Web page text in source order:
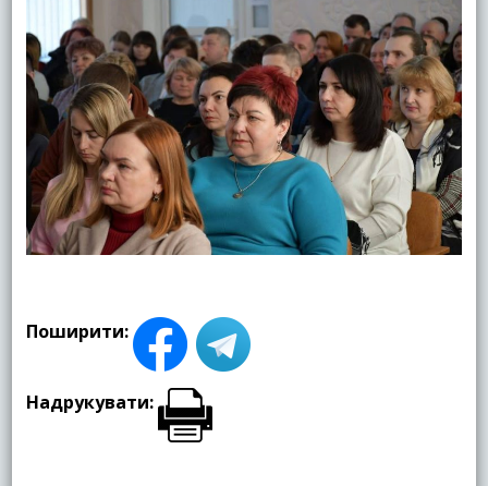
Поширити:
Надрукувати: